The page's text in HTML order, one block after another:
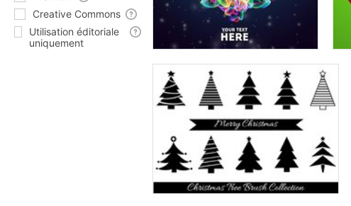
Creative Commons
Utilisation éditoriale
uniquement